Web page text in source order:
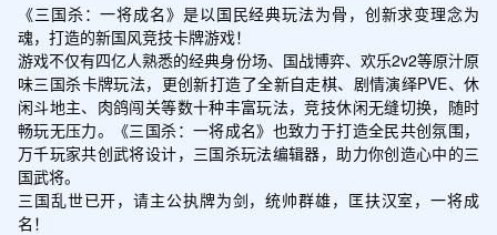
《三国杀：一将成名》是以国民经典玩法为骨，创新求变理念为
魂，打造的新国风竞技卡牌游戏！
游戏不仅有四亿人熟悉的经典身份场、国战博弈、欢乐2v2等原汁原
味三国杀卡牌玩法，更创新打造了全新自走棋、剧情演绎PVE、休
闲斗地主、肉鸽闯关等数十种丰富玩法，竞技休闲无缝切换，随时
畅玩无压力。《三国杀：一将成名》也致力于打造全民共创氛围，
万千玩家共创武将设计，三国杀玩法编辑器，助力你创造心中的三
国武将。
三国乱世已开，请主公执牌为剑，统帅群雄，匡扶汉室，一将成
名！